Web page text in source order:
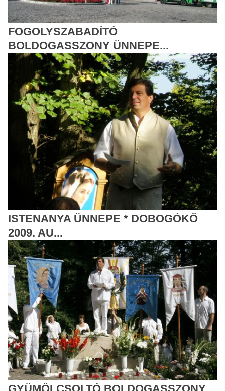
FOGOLYSZABADÍTÓ
BOLDOGASSZONY ÜNNEPE...
ISTENANYA ÜNNEPE * DOBOGÓKŐ
2009. AU...